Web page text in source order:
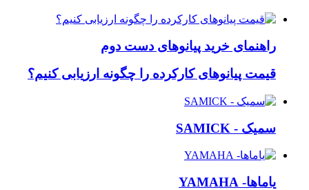
راهنمای خرید پیانوهای دست دوم
قیمت پیانوهای کارکرده را چگونه ارزیابی کنیم؟
سمیک - SAMICK
یاماها- YAMAHA